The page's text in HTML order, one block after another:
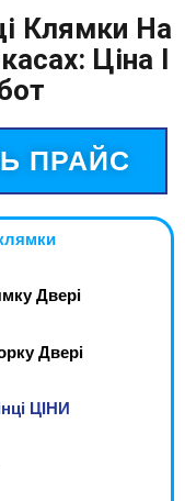
Клямки На
Ціна І
ПРАЙС
Двері
Двері
ЦІНИ